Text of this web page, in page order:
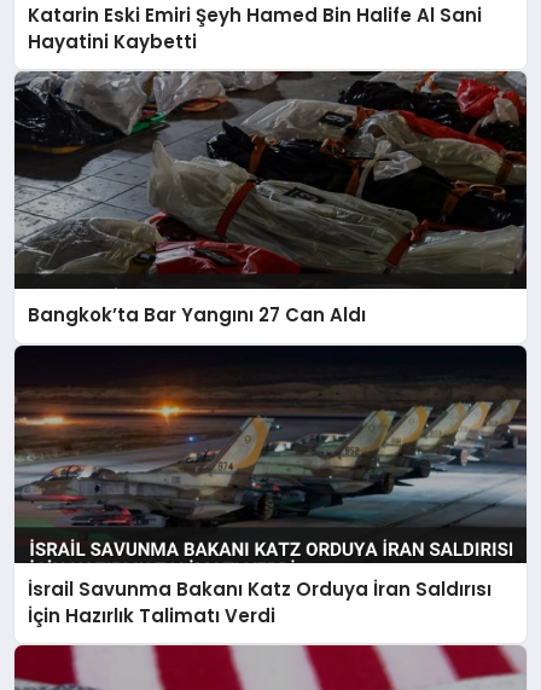
Katarin Eski Emiri Şeyh Hamed Bin Halife Al Sani
Hayatini Kaybetti
Bangkok’ta Bar Yangını 27 Can Aldı
İsrail Savunma Bakanı Katz Orduya İran Saldırısı
İçin Hazırlık Talimatı Verdi